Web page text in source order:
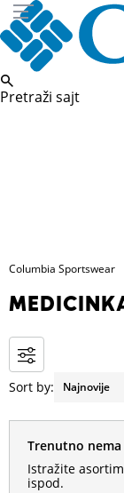
Pretraži sajt
Columbia Sportswear
Sort by:
Trenutno
Istražite
ispod.